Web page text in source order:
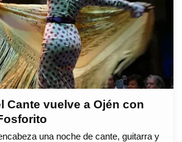
Cante vuelve a Ojén con
una noche de cante, guitarra y